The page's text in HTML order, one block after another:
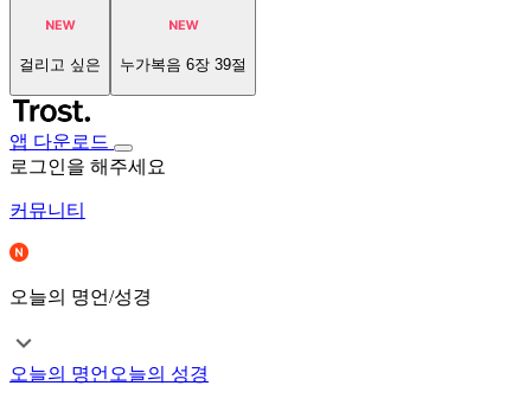
걸리고 싶은 누가복음 6장 39절
앱 다운로드
로그인을 해주세요
커뮤니티
오늘의 명언/성경
오늘의 명언 오늘의 성경